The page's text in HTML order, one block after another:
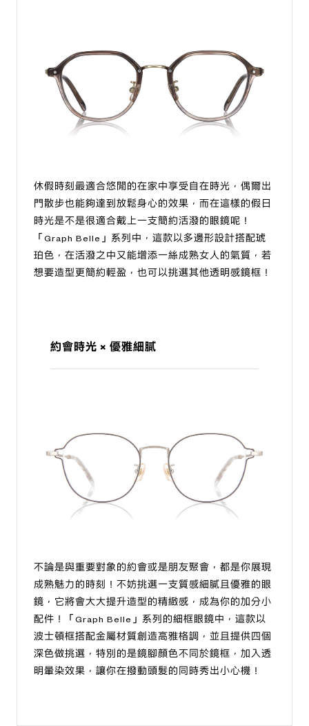
休假時刻最適合悠閒的在家中享受自在時光，偶爾出
門散步也能夠達到放鬆身心的效果，而在這樣的假日
時光是不是很適合戴上一支簡約活潑的眼鏡呢！
「Graph Belle」系列中，這款以多邊形設計搭配琥
珀色，在活潑之中又能增添一絲成熟女人的氣質，若
想要造型更簡約輕盈，也可以挑選其他透明感鏡框！
約會時光 × 優雅細膩
不論是與重要對象的約會或是朋友聚會，都是你展現
成熟魅力的時刻！不妨挑選一支質感細膩且優雅的眼
鏡，它將會大大提升造型的精緻感，成為你的加分小
配件！
「Graph Belle」系列的細框眼鏡中，這款以
波士頓框搭配金屬材質創造高雅格調，並且提供四個
深色做挑選，特別的是鏡腳顏色不同於鏡框，加入透
明暈染效果，讓你在撥動頭髮的同時秀出小心機！